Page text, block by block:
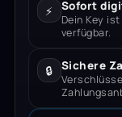
⚡ Sofort
Dein Key
verfügbar.
🔒 Sichere